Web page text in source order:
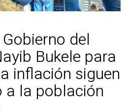
del
Bukele para
inflación siguen
a la población